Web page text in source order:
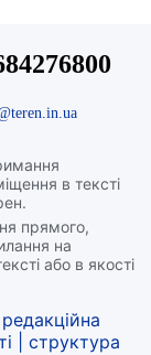
в тексті
прямого,
на
або в якості
редакційна
структура